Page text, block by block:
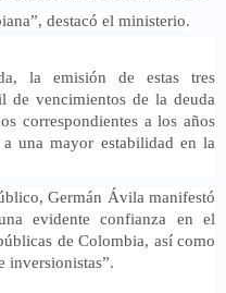
destacó el ministerio.
la emisión de estas tres
de vencimientos de la deuda
correspondientes a los años
una mayor estabilidad en la
Germán Ávila manifestó
evidente confianza en el
de Colombia, así como
inversionistas”.